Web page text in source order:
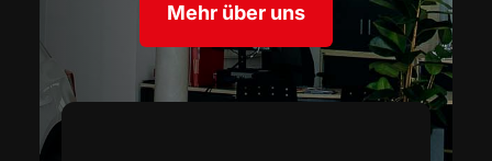
Mehr über uns